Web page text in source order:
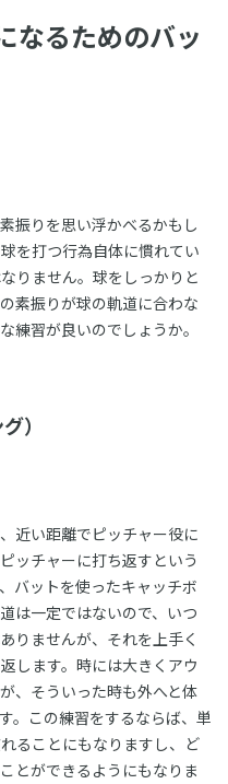
なるためのバッ
振りを思い浮かべるかもし
を打つ行為自体に慣れてい
りません。球をしっかりと
素振りが球の軌道に合わな
練習が良いのでしょうか。
）
近い距離でピッチャー役に
ッチャーに打ち返すという
バットを使ったキャッチボ
は一定ではないので、いつ
りませんが、それを上手く
します。時には大きくアウ
、そういった時も外へと体
。この練習をするならば、単
ることにもなりますし、ど
とができるようにもなりま